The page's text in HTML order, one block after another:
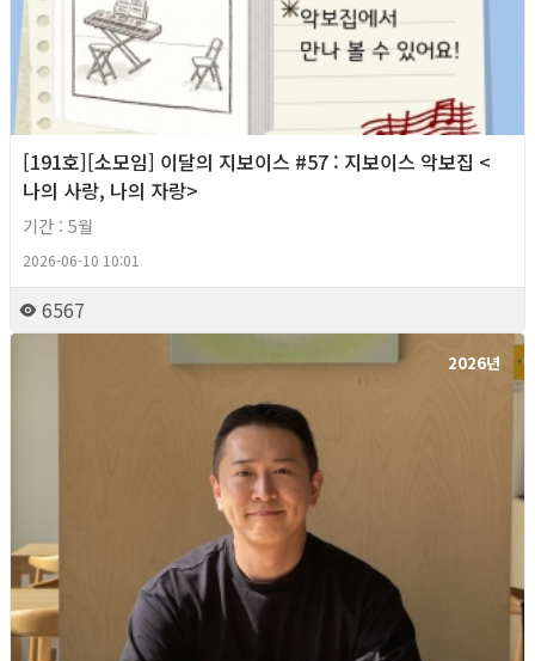
[191호][소모임] 이달의 지보이스 #57 : 지보이스 악보집 <
나의 사랑, 나의 자랑>
기간 : 5월
2026-06-10 10:01
6567
2026년